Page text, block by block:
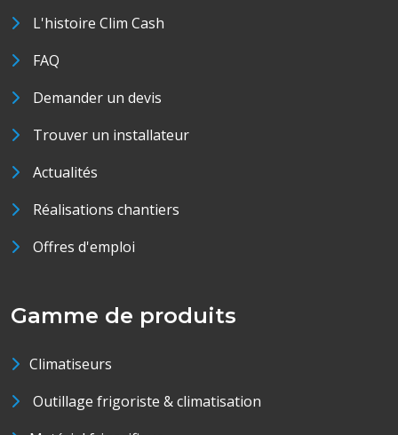
L'histoire Clim Cash
FAQ
Demander un devis
Trouver un installateur
Actualités
Réalisations chantiers
Offres d'emploi
Gamme de produits
Climatiseurs
Outillage frigoriste & climatisation